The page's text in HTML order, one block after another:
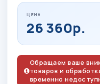
ЦЕНА
26 360р.
Обращаем ваше
товаров и
временно